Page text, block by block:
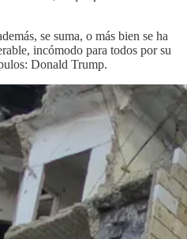
se suma, o más bien se ha
incómodo para todos por su
Donald Trump.